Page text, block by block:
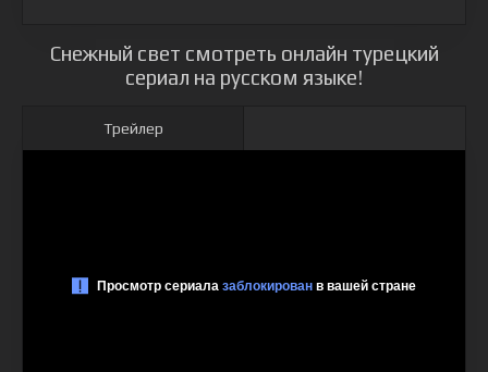
Снежный свет смотреть онлайн турецкий
сериал на русском языке!
Трейлер